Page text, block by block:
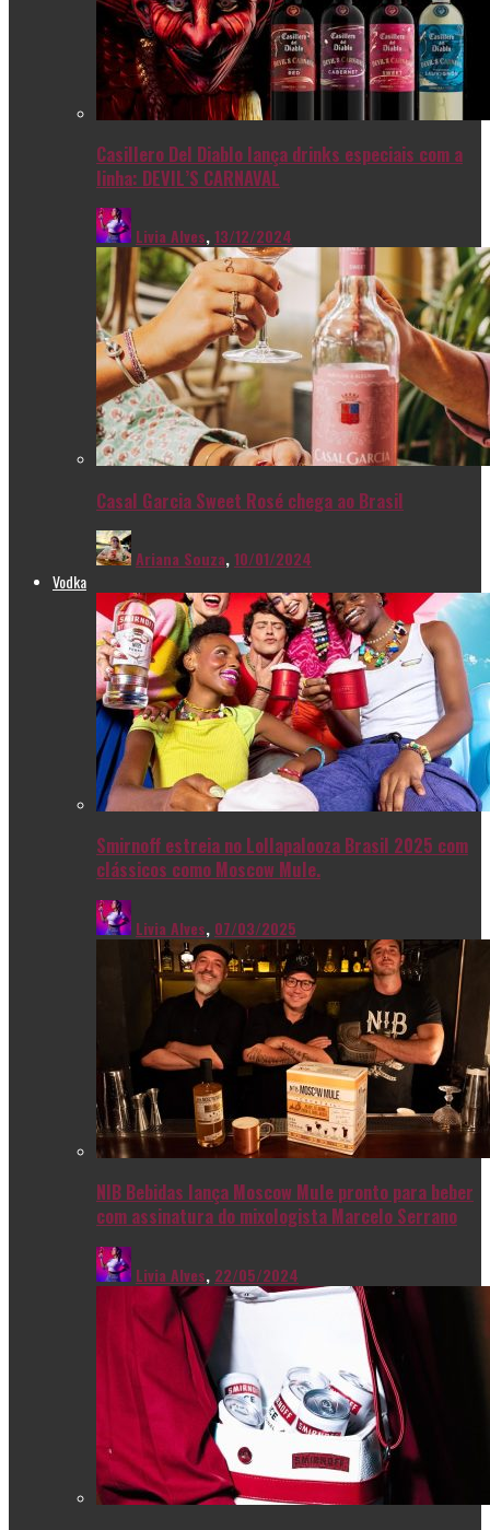
Casillero Del Diablo lança drinks especiais com a
linha: DEVIL’S CARNAVAL
Livia Alves,13/12/2024
Casal Garcia Sweet Rosé chega ao Brasil
Ariana Souza,10/01/2024
Vodka
Smirnoff estreia no Lollapalooza Brasil 2025 com
clássicos como Moscow Mule.
Livia Alves, 07/03/2025
NIB Bebidas lança Moscow Mule pronto para beber
com assinatura do mixologista Marcelo Serrano
Livia Alves, 22/05/2024